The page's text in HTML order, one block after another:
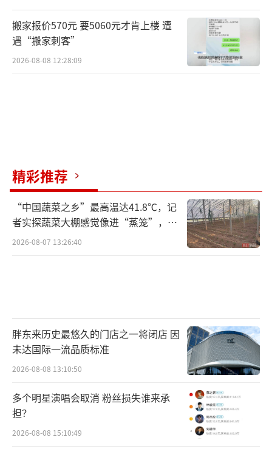
00余只增长至3700余只
。
这份亮眼的生态变化，是长期科学守护的
青海湖生态稳定向好筑牢坚实保障。（责任编辑：1
383）
搬家报价570元 要5060元才肯上楼 遭
遇“搬家刺客”
2026-08-08 12:28:09
精彩推荐
“中国蔬菜之乡”最高温达41.8℃，记
者实探蔬菜大棚感觉像进“蒸笼”，有
村民称只能凌晨两点起来干活
2026-08-07 13:26:40
胖东来历史最悠久的门店之一将闭店 因
未达国际一流品质标准
2026-08-08 13:10:50
多个明星演唱会取消 粉丝损失谁来承
担？
2026-08-08 15:10:49